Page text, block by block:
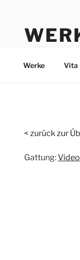
springen
Werke Vita
< zurück zur
Gattung:Video